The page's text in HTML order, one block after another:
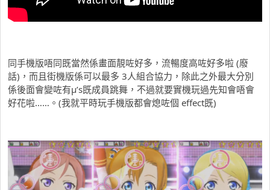
同手機版唔同既當然係畫面靚咗好多，流暢度高咗好多啦 (廢
話)，而且街機版係可以最多 3人組合協力，除此之外最大分別
係後面會變咗有μ’s既成員跳舞，不過就要實機玩過先知會唔會
好花啦……。(我就平時玩手機版都會熄咗個 effect既)